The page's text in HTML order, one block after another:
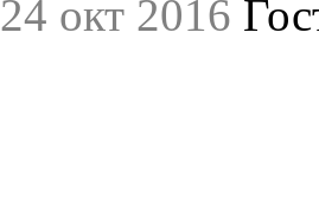
24 окт 2016